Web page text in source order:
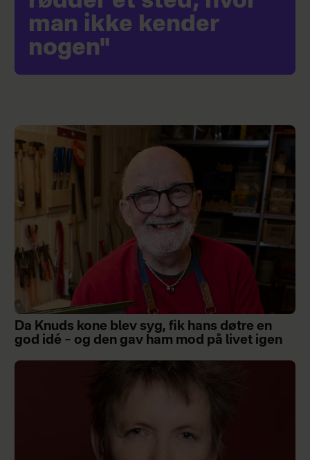
man ikke kender
nogen"
Da Knuds kone blev syg, fik hans døtre en
god idé – og den gav ham mod på livet igen